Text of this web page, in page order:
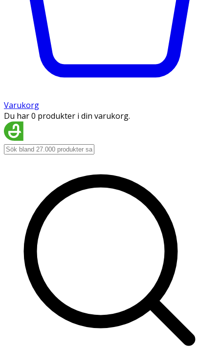
Varukorg
Du har 0 produkter i din varukorg.